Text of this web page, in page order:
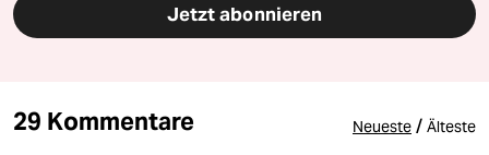
Jetzt abonnieren
29 Kommentare Neueste / Älteste